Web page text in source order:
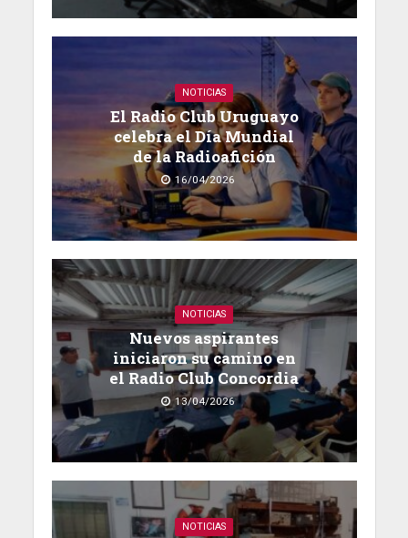
NOTICIAS
El Radio Club Uruguayo
celebra el Día Mundial
de la Radioafición
16/04/2026
NOTICIAS
Nuevos aspirantes
iniciaron su camino en
el Radio Club Concordia
13/04/2026
NOTICIAS